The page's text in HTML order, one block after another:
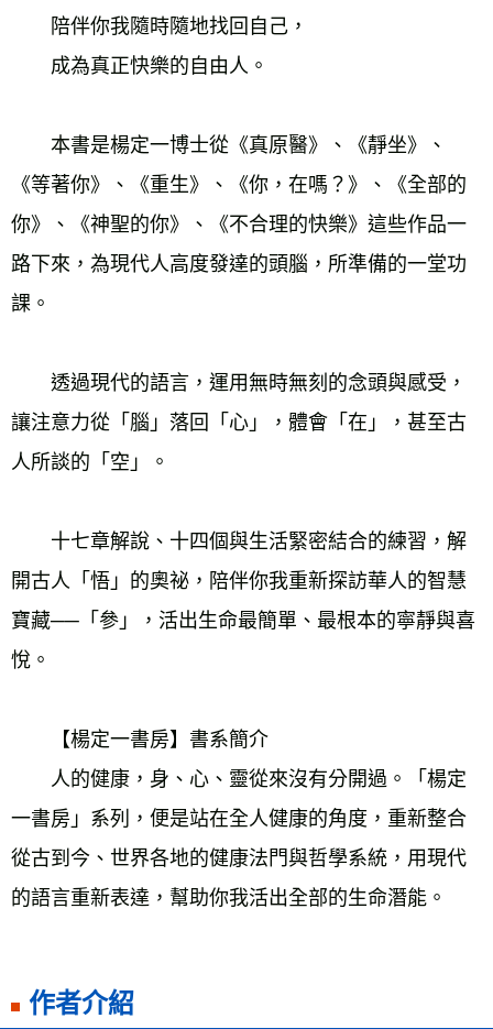
陪伴你我隨時隨地找回自己，
成為真正快樂的自由人。
本書是楊定一博士從《真原醫》、《靜坐》、
《等著你》、《重生》、《你，在嗎？》、《全部的
你》、《神聖的你》、《不合理的快樂》這些作品一
路下來，為現代人高度發達的頭腦，所準備的一堂功
課。
透過現代的語言，運用無時無刻的念頭與感受，
讓注意力從「腦」落回「心」，體會「在」，甚至古
人所談的「空」。
十七章解說、十四個與生活緊密結合的練習，解
開古人「悟」的奧祕，陪伴你我重新探訪華人的智慧
寶藏──「參」，活出生命最簡單、最根本的寧靜與喜
悅。
【楊定一書房】書系簡介
人的健康，身、心、靈從來沒有分開過。「楊定
一書房」系列，便是站在全人健康的角度，重新整合
從古到今、世界各地的健康法門與哲學系統，用現代
的語言重新表達，幫助你我活出全部的生命潛能。
作者介紹